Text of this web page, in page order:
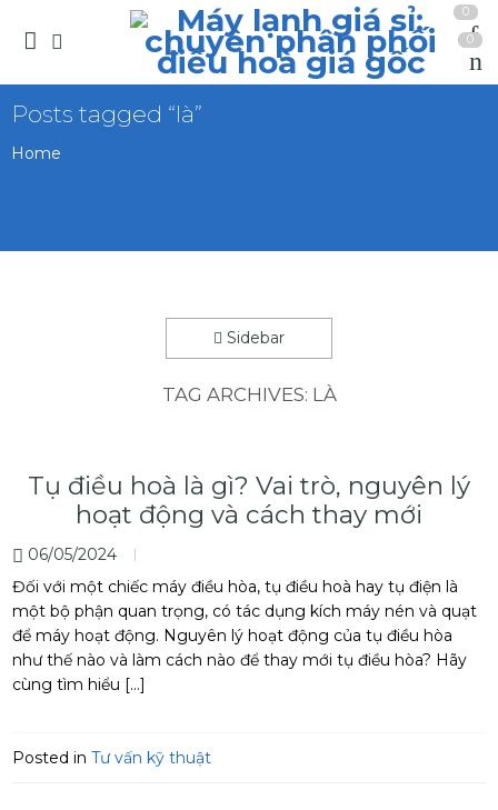
0
0
Posts tagged “là”
Home
Sidebar
TAG ARCHIVES: LÀ
Tụ điều hoà là gì? Vai trò, nguyên lý
hoạt động và cách thay mới
06/05/2024
Đối với một chiếc máy điều hòa, tụ điều hoà hay tụ điện là
một bộ phận quan trọng, có tác dụng kích máy nén và quạt
để máy hoạt động. Nguyên lý hoạt động của tụ điều hòa
như thế nào và làm cách nào để thay mới tụ điều hòa? Hãy
cùng tìm hiểu […]
Posted in Tư vấn kỹ thuật